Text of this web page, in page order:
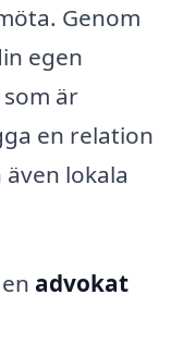
Genom
egen
är
en relation
lokala
advokat